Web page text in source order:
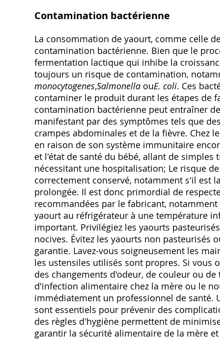
Contamination bactérienne
La consommation de yaourt‚ comme celle
contamination bactérienne. Bien que le
fermentation lactique qui inhibe la
toujours un risque de contamination‚
monocytogenes‚Salmonella ouE. coli. Ces
contaminer le produit durant les étapes de
contamination bactérienne peut entraîner
manifestant par des symptômes tels que
crampes abdominales et de la fièvre. Chez
en raison de son système immunitaire
et l'état de santé du bébé‚ allant de
nécessitant une hospitalisation; Le risque
correctement conservé‚ notamment s'il est
prolongée. Il est donc primordial de
recommandées par le fabricant‚
yaourt au réfrigérateur à une température
important. Privilégiez les yaourts
nocives. Évitez les yaourts non pasteurisés
garantie. Lavez-vous soigneusement les
les ustensiles utilisés sont propres. Si vous
des changements d'odeur‚ de couleur ou
d'infection alimentaire chez la mère ou le
immédiatement un professionnel de santé.
sont essentiels pour prévenir des
des règles d'hygiène permettent de
garantir la sécurité alimentaire de la mère